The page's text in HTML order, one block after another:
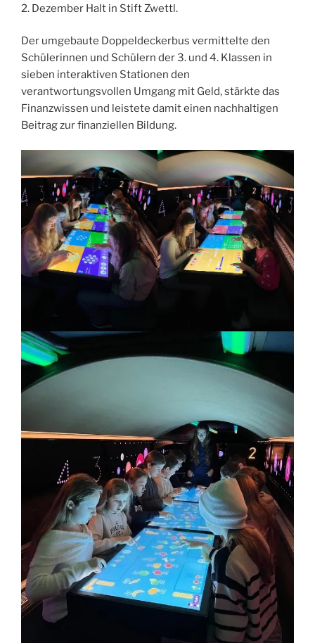
2. Dezember Halt in Stift Zwettl.
Der umgebaute Doppeldeckerbus vermittelte den
Schülerinnen und Schülern der 3. und 4. Klassen in
sieben interaktiven Stationen den
verantwortungsvollen Umgang mit Geld, stärkte das
Finanzwissen und leistete damit einen nachhaltigen
Beitrag zur finanziellen Bildung.